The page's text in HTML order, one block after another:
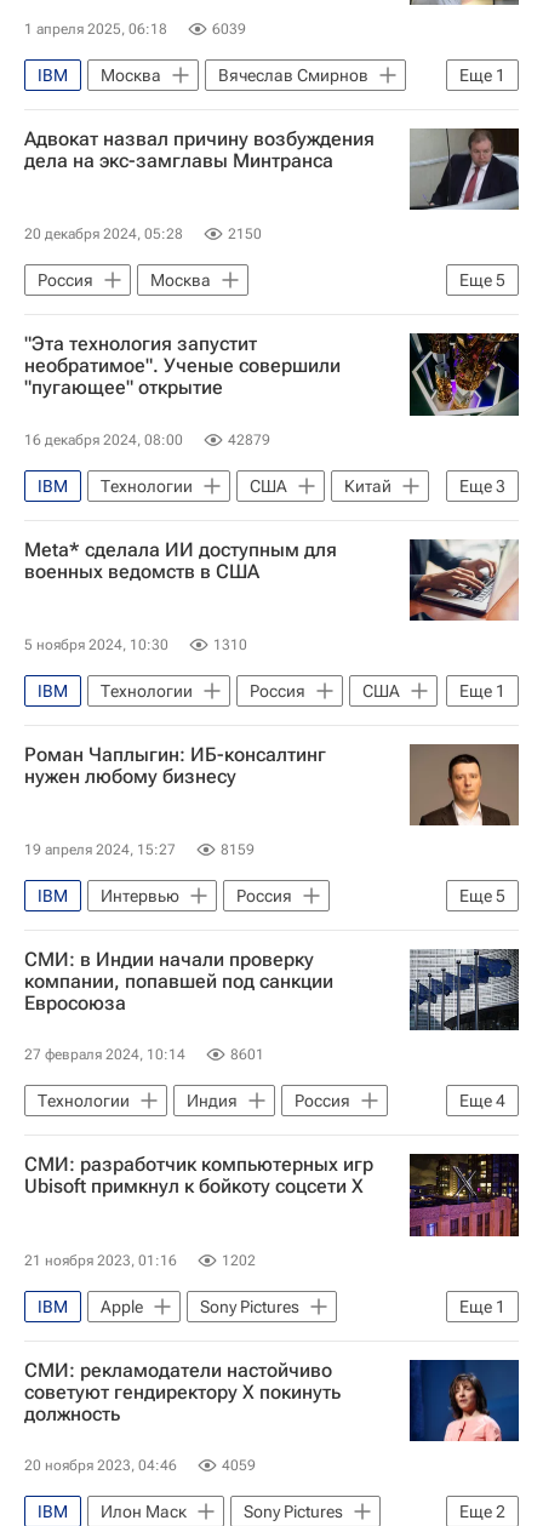
1 апреля 2025, 06:18 6039
Еще 1
IBM Москва
Вячеслав Смирнов
Происшествия
Адвокат назвал причину возбуждения
дела на экс-замглавы Минтранса
20 декабря 2024, 05:28 2150
Еще5
Россия
Москва
Вячеслав Смирнов
Госдума РФ
Происшествия
"Эта технология запустит
необратимое". Ученые совершили
"пугающее" открытие
16 декабря 2024, 08:00 42879
Еще3
IBM Технологии США
Китай
Google
Российский квантовый центр
Наука
Meta* сделала ИИ доступным для
военных ведомств в США
5 ноября 2024, 10:30 1310
Еще 1
IBM Технологии Россия
США
Lockheed Martin
Роман Чаплыгин: ИБ-консалтинг
нужен любому бизнесу
19 апреля 2024, 15:27 8159
Еще5
IBM Интервью
Россия
Технологии
Microsoft Corporation
Oracle Corporation
ГК «Солар» (ранее "РТК-Солар")
Кибербезопасность
СМИ: в Индии начали проверку
компании, попавшей под санкции
Евросоюза
27 февраля 2024, 10:14 8601
Еще4
Технологии Индия
Россия
Китай
Евросоюз
Еврокомиссия
ООН
СМИ: разработчик компьютерных игр
Ubisoft примкнул к бойкоту соцсети X
21 ноября 2023, 01:16 1202
Еще 1
IBM Apple
Sony Pictures
В мире
СМИ: рекламодатели настойчиво
советуют гендиректору Х покинуть
должность
20 ноября 2023, 04:46 4059
Еще2
IBM Илон Маск
Sony Pictures